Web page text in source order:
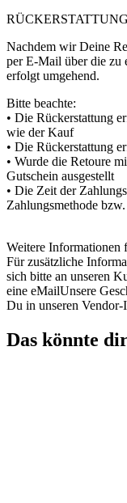
Nachdem wir Deine
per E-Mail über die zu
erfolgt umgehend.
Bitte beachte:
• Die Rückerstattung
wie der Kauf
• Die Rückerstattung
• Wurde die Retoure
Gutschein ausgestellt
• Die Zeit der
Zahlungsmethode
Weitere Informationen
Für zusätzliche
sich bitte an unseren
eine eMailUnsere
Du in unseren Vendor-
Das könnte